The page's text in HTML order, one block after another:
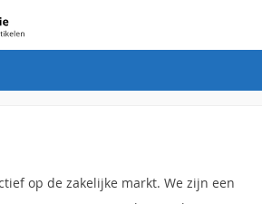
op de zakelijke markt. We zijn een